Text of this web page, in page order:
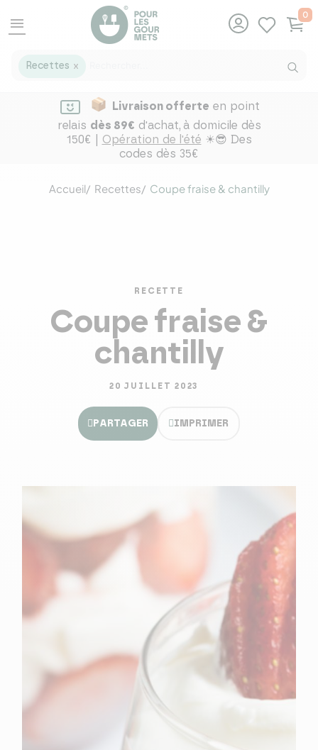
menu
Recettes X
0
Livraison offerte en point
relais dès 89€ d'achat, à domicile dès
150€ | Opération de l'été ☀😎 Des
codes dès 35€
Accueil Recettes Coupe fraise & chantilly
RECETTE
Coupe fraise &
chantilly
20 JUILLET 2023
PARTAGER IMPRIMER